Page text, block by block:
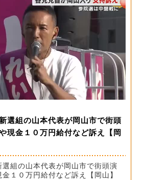
選組の山本代表が岡山市で街頭
金１０万円給付など訴え【岡
選組の山本代表が岡山市で街頭演
１０万円給付など訴え【岡山】